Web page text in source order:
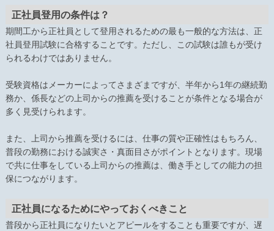
正社員登用の条件は？
期間工から正社員として登用されるための最も一般的な方法は、正
社員登用試験に合格することです。ただし、この試験は誰もが受け
られるわけではありません。
受験資格はメーカーによってさまざまですが、半年から1年の継続勤
務か、係長などの上司からの推薦を受けることが条件となる場合が
多く見受けられます。
また、上司から推薦を受けるには、仕事の質や正確性はもちろん、
普段の勤務における誠実さ・真面目さがポイントとなります。現場
で共に仕事をしている上司からの推薦は、働き手としての能力の担
保につながります。
正社員になるためにやっておくべきこと
普段から正社員になりたいとアピールをすることも重要ですが、遅